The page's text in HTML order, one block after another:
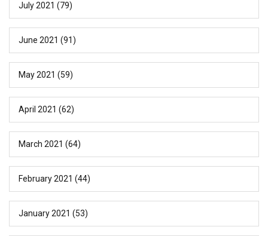
July 2021 (79)
June 2021 (91)
May 2021 (59)
April 2021 (62)
March 2021 (64)
February 2021 (44)
January 2021 (53)